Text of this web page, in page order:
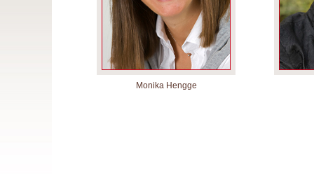
Monika Hengge